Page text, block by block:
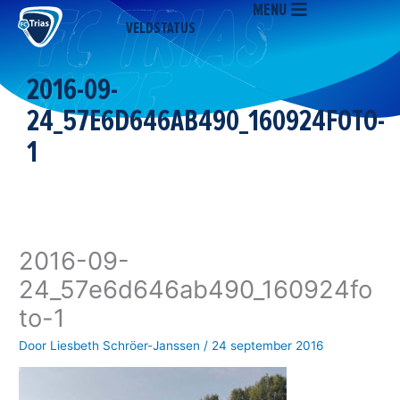
naar
inhoud
VELDSTATUS
MENU
2016-09-
24_57E6D646AB490_160924FOTO-
1
2016-09-
24_57e6d646ab490_160924fo
to-1
Door Liesbeth Schröer-Janssen / 24 september 2016